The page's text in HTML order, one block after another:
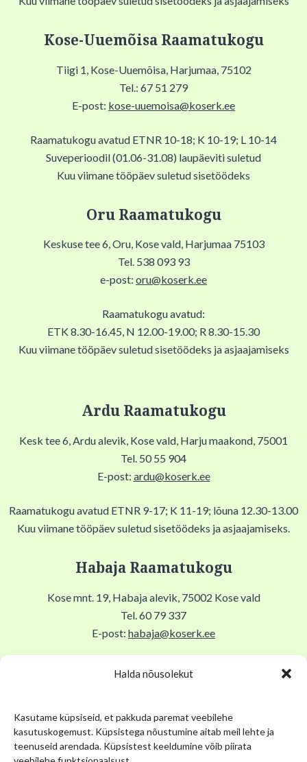
Halda nõusolekut
Kasutame küpsiseid, et pakkuda paremat veebilehe
kasutuskogemust. Küpsistega nõustumine aitab meil lehte ja
teenuseid arendada. Küpsistest keeldumine võib piirata
Kose-Uuemõisa Raamatukogu
Tiigi 1, Kose-Uuemõisa, Harjumaa, 75102
Tel.: 67 51 279
E-post: kose-uuemoisa@koserk.ee
Raamatukogu avatud ETNR 10-18; K 10-19; L 10-14
Suveperioodil (01.06-31.08) laupäeviti suletud
Kuu viimane tööpäev suletud sisetöödeks
Oru Raamatukogu
Keskuse tee 6, Oru, Kose vald, Harjumaa 75103
Tel. 538 093 93
e-post: oru@koserk.ee
Raamatukogu avatud:
ETK 8.30-16.45, N 12.00-19.00; R 8.30-15.30
Kuu viimane tööpäev suletud sisetöödeks ja asjaajamiseks
Ardu Raamatukogu
Kesk tee 6, Ardu alevik, Kose vald, Harju maakond, 75001
Tel. 50 55 904
E-post: ardu@koserk.ee
Raamatukogu avatud ETNR 9-17; K 11-19; lõuna 12.30-13.00
Kuu viimane tööpäev suletud sisetöödeks ja asjaajamiseks.
Habaja Raamatukogu
Kose mnt. 19, Habaja alevik, 75002 Kose vald
Tel. 60 79 337
E-post: habaja@koserk.ee
Raamatukogu avatud N,R 9-17, T 11-19, Lõuna 12-12.30,
Kuu viimane tööpäev suletud sisetöödeks ja asjaajamiseks.